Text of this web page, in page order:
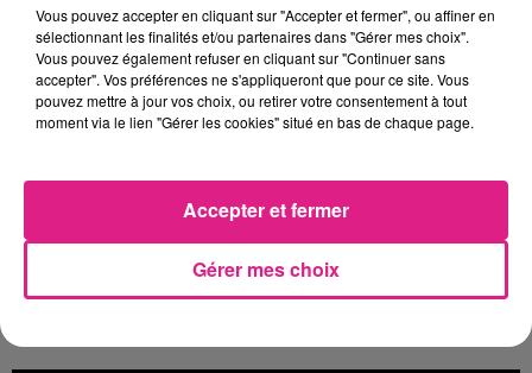
9h51
Eurométropole de Metz : attention à cette arnaque lors de visite à...
9h25
Visite du Pape Léon XIV à Metz : les inscriptions ouvrent aujourd’hui
7 août 2026
Metz : une distribution de lunette gratuite pour voir l’éclipse
Casting de Woof : l'Euro-Métropole de Metz part à la recherche de...
Officiel : Gauthier Hein quitte le FC Metz pour l'OGC Nice
Vous pouvez accepter en cliquant sur "Accepter et fermer", ou affiner en
sélectionnant les finalités et/ou partenaires dans "Gérer mes choix".
Vous pouvez également refuser en cliquant sur "Continuer sans
accepter". Vos préférences ne s'appliqueront que pour ce site. Vous
pouvez mettre à jour vos choix, ou retirer votre consentement à tout
moment via le lien "Gérer les cookies" situé en bas de chaque page.
Gérer mes choix
Accepter et fermer